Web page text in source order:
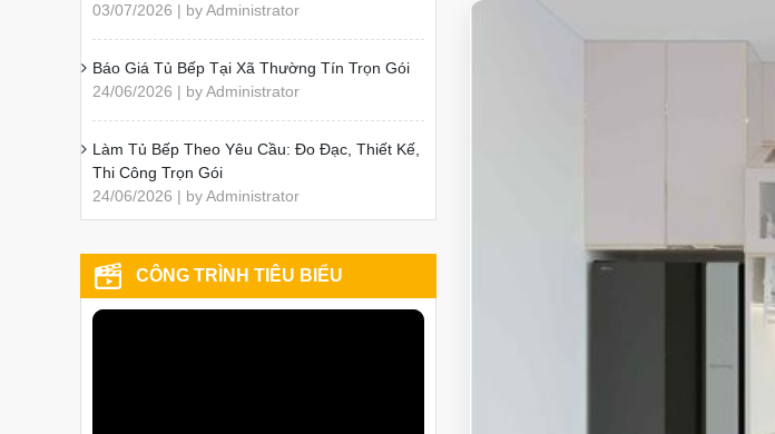
03/07/2026 | by Administrator
Báo Giá Tủ Bếp Tại Xã Thường Tín Trọn Gói
24/06/2026 | by Administrator
Làm Tủ Bếp Theo Yêu Cầu: Đo Đạc, Thiết Kế,
Thi Công Trọn Gói
24/06/2026 | by Administrator
CÔNG TRÌNH TIÊU BIỂU